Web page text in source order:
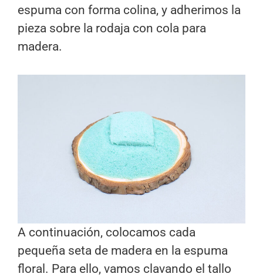
espuma con forma colina, y adherimos la
pieza sobre la rodaja con cola para
madera.
A continuación, colocamos cada
pequeña seta de madera en la espuma
floral. Para ello, vamos clavando el tallo